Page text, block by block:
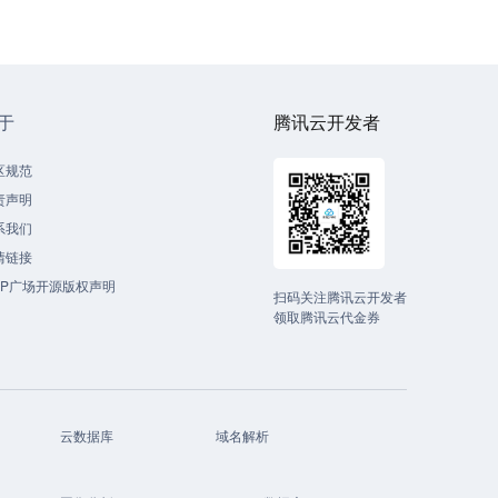
规范
声明
我们
链接
广场开源版权声明
腾讯云开发者
扫码关注腾讯云开发者
领取腾讯云代金券
云数据库 域名解析